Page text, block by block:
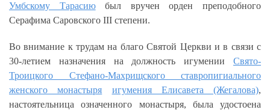
Умбскому Тарасиюбыл вручен орден преподобного
Серафима Саровского III степени.
Во внимание к трудам на благо Святой Церкви и в связи с
30-летием назначения на должность игумении Свято-
Троицкого Стефано-Махрищского ставропигиального
женского монастыря
игумения Елисавета (Жегалова),
настоятельница означенного монастыря, была удостоена